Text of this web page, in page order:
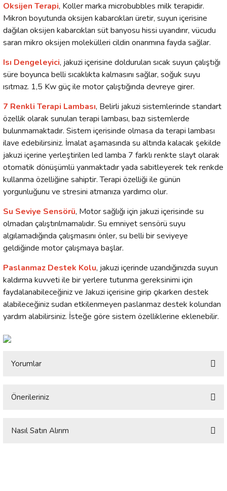
Oksijen Terapi, Koller marka microbubbles milk terapidir.
Mikron boyutunda oksijen kabarcıkları üretir, suyun içerisine
dağılan oksijen kabarcıkları süt banyosu hissi uyandırır, vücudu
saran mikro oksijen molekülleri cildin onarımına fayda sağlar.
Isı Dengeleyici, jakuzi içerisine doldurulan sıcak suyun çalıştığı
süre boyunca belli sıcaklıkta kalmasını sağlar, soğuk suyu
ısıtmaz. 1,5 Kw güç ile motor çalıştığında devreye girer.
7 Renkli Terapi Lambası, Belirli jakuzi sistemlerinde standart
özellik olarak sunulan terapi lambası, bazı sistemlerde
bulunmamaktadır. Sistem içerisinde olmasa da terapi lambası
ilave edebilirsiniz. İmalat aşamasında su altında kalacak şekilde
jakuzi içerine yerleştirilen led lamba 7 farklı renkte slayt olarak
otomatik dönüşümlü yanmaktadır yada sabitleyerek tek renkde
kullanma özelliğine sahiptir. Terapi özelliği ile günün
yorgunluğunu ve stresini atmanıza yardımcı olur.
Su Seviye Sensörü, Motor sağlığı için jakuzi içerisinde su
olmadan çalıştırılmamalıdır. Su emniyet sensörü suyu
algılamadığında çalışmasını önler, su belli bir seviyeye
geldiğinde motor çalışmaya başlar.
Paslanmaz Destek Kolu, jakuzi içerinde uzandığınızda suyun
kaldırma kuvveti ile bir yerlere tutunma gereksinimi için
faydalanabileceğiniz ve Jakuzi içerisine girip çıkarken destek
alabileceğiniz sudan etkilenmeyen paslanmaz destek kolundan
yardım alabilirsiniz. İsteğe göre sistem özelliklerine eklenebilir.
Yorumlar
Önerileriniz
yetersiz gördüğünüz noktaları öneri formunu kullanarak tarafımıza
Nasıl Satın Alırım